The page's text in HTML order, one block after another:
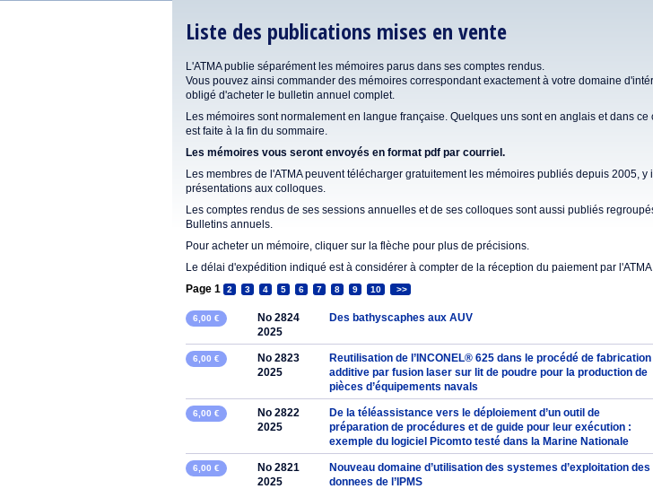
Liste des publications mises en vente
L'ATMA publie séparément les mémoires parus dans ses comptes rendus.
Vous pouvez ainsi commander des mémoires correspondant exactement à votre domaine
obligé d'acheter le bulletin annuel complet.
Les mémoires sont normalement en langue française. Quelques uns sont en anglais et dans ce
est faite à la fin du sommaire.
Les mémoires vous seront envoyés en format pdf par courriel.
Les membres de l'ATMA peuvent télécharger gratuitement les mémoires publiés depuis 2005, y
présentations aux colloques.
Les comptes rendus de ses sessions annuelles et de ses colloques sont aussi publiés
Bulletins annuels.
Pour acheter un mémoire, cliquer sur la flèche pour plus de précisions.
Le délai d'expédition indiqué est à considérer à compter de la réception du paiement par l'ATMA
Page 1
2 3 4 5 6 7 8 9 10 >>
6,00 €
No 2824
2025
Des bathyscaphes aux AUV
6,00 €
No 2823
2025
Reutilisation de l’INCONEL® 625 dans le procédé de fabrication
additive par fusion laser sur lit de poudre pour la production de
pièces d’équipements navals
6,00 €
No 2822
2025
De la téléassistance vers le déploiement d’un outil de
préparation de procédures et de guide pour leur exécution :
exemple du logiciel Picomto testé dans la Marine Nationale
6,00 €
No 2821
2025
Nouveau domaine d’utilisation des systemes d’exploitation des
donnees de l’IPMS